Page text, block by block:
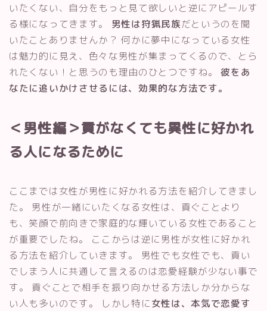
いたくない、自分をもっと見て欲しいと逆にアピールす
る様になってきます。 男性は狩猟民族だというのを聞
いたことありませんか？ 何かに夢中になっている女性
は魅力的に見え、色々な男性が集まってくるので、とら
れたくない！と思うのも理由のひとつですね。彼をあ
なたに追いかけさせるには、効果的な方法です。
＜男性編＞貢がなくても異性に好かれ
る人になるために
ここまでは女性が男性に好かれる方法を紹介してきまし
た。 男性が一緒にいたくなる女性は、貢ぐことより
も、笑顔で前向きで家庭的な輝いている女性であること
が重要でしたね。 ここからは逆に男性が女性に好かれ
る方法を紹介していきます。 男性でも女性でも、貢い
でしまう人に共通して言えるのは恋愛経験が少ない事で
す。 貢ぐことで相手を振り向かせる方法しか分からな
い人も多いのです。 しかし特に女性は、本気で恋愛す